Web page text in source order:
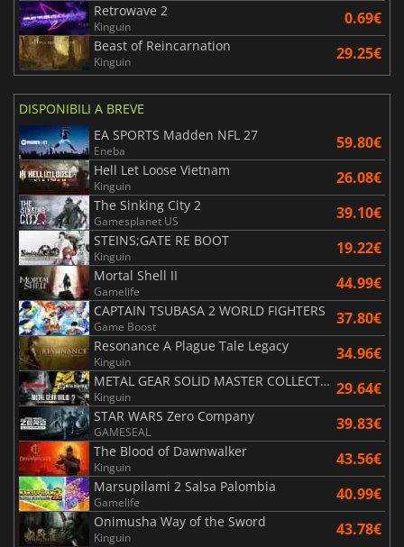
Retrowave 2
Kinguin 0.69€
Beast of Reincarnation
Kinguin 29.25€
DISPONIBILI A BREVE
EA SPORTS Madden NFL 27
Eneba 59.80€
Hell Let Loose Vietnam
Kinguin 26.08€
The Sinking City 2
Gamesplanet US 39.10€
STEINS;GATE RE BOOT
Kinguin 19.22€
Mortal Shell II
Gamelife 44.99€
CAPTAIN TSUBASA 2 WORLD FIGHTERS
Game Boost 37.80€
Resonance A Plague Tale Legacy
Kinguin 34.96€
METAL GEAR SOLID MASTER COLLECTION Vol.2
Kinguin 29.64€
STAR WARS Zero Company
GAMESEAL 39.83€
The Blood of Dawnwalker
Kinguin 43.56€
Marsupilami 2 Salsa Palombia
Gamelife 40.99€
Onimusha Way of the Sword
Kinguin 43.78€